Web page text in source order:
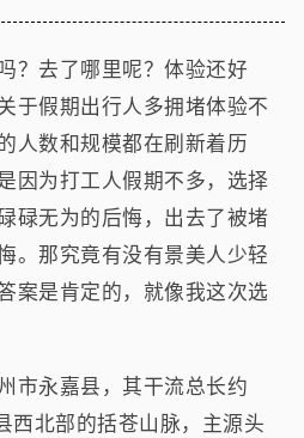
？去了哪里呢？体验还好
于假期出行人多拥堵体验不
人数和规模都在刷新着历
因为打工人假期不多，选择
碌无为的后悔，出去了被堵
。那究竟有没有景美人少轻
案是肯定的，就像我这次选
市永嘉县，其干流总长约
西北部的括苍山脉，主源头